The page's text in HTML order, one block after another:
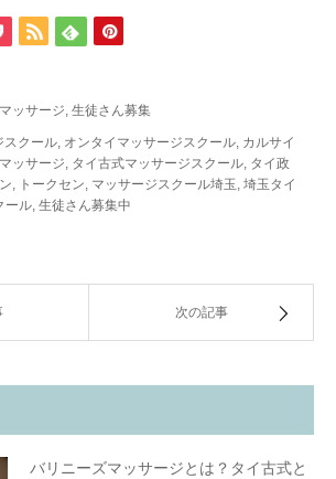
ッサージ 生徒さん募集
スクール オンタイマッサージスクール カルサイ
ッサージ タイ古式マッサージスクール タイ政
トークセン マッサージスクール埼玉 埼玉タイ
ール 生徒さん募集中
次の記事
バリニーズマッサージとは？タイ古式と